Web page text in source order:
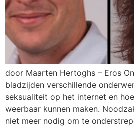
door Maarten Hertoghs – Eros
bladzijden verschillende
seksualiteit op het internet en
weerbaar kunnen maken.
niet meer nodig om te